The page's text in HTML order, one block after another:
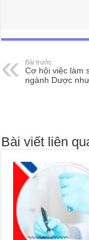
Bài trước
Cơ hội việc làm
ngành Dược
Bài viết liên